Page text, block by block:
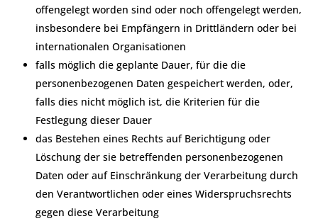
offengelegt worden sind oder noch offengelegt werden,
insbesondere bei Empfängern in Drittländern oder bei
internationalen Organisationen
falls möglich die geplante Dauer, für die die
personenbezogenen Daten gespeichert werden, oder,
falls dies nicht möglich ist, die Kriterien für die
Festlegung dieser Dauer
das Bestehen eines Rechts auf Berichtigung oder
Löschung der sie betreffenden personenbezogenen
Daten oder auf Einschränkung der Verarbeitung durch
den Verantwortlichen oder eines Widerspruchsrechts
gegen diese Verarbeitung